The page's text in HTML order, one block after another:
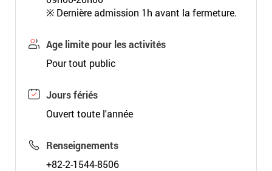
※ Dernière admission 1h avant la fermeture.
Age limite pour les activités
Pour tout public
Jours fériés
Ouvert toute l'année
Renseignements
+82-2-1544-8506